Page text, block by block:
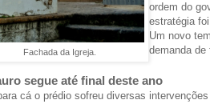
Fachada da Igreja.
ordem do
estratégia
Um novo
demanda de
segue até final deste ano
cá o prédio sofreu diversas